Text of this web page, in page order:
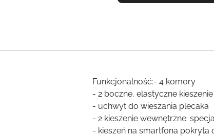
Funkcjonalność:- 4 komory
- 2 boczne, elastyczne
- uchwyt do wieszania plecaka
- 2 kieszenie wewnętrzne:
- kieszeń na smartfona